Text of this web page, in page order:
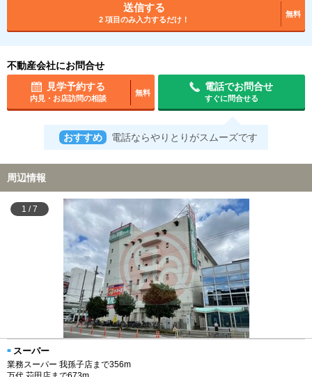
送信する
2 項目のみ入力するだけ！
無料
不動産会社にお問合せ
見学予約する
内見・お店訪問の相談
無料
電話でお問合せ
すぐに問合せる
おすすめ 電話ならやりとりがスムーズです
周辺情報
1 /7
スーパー
業務スーパー 我孫子店まで356m